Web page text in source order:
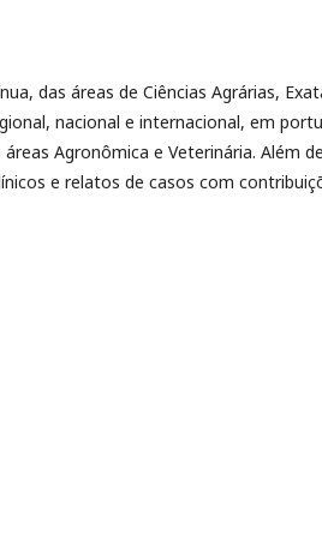
das áreas de Ciências Agrárias,
nacional e internacional, em
Agronômica e Veterinária. Além
e relatos de casos com